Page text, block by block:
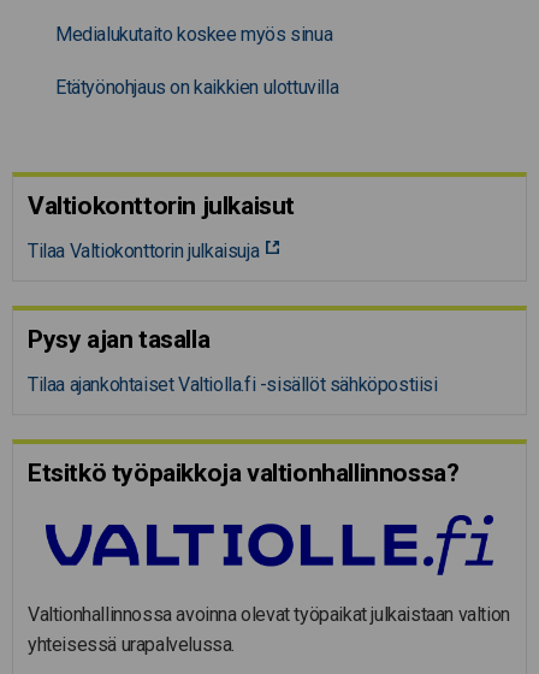
Medialukutaito koskee myös sinua
Etätyönohjaus on kaikkien ulottuvilla
Valtiokonttorin julkaisut
Tilaa Valtiokonttorin julkaisuja
Pysy ajan tasalla
Tilaa ajankohtaiset Valtiolla.fi -sisällöt sähköpostiisi
Etsitkö työpaikkoja valtion­hal­lin­nossa?
Valtionhallinnossa avoinna olevat työpaikat julkaistaan valtion
yhteisessä urapalvelussa.